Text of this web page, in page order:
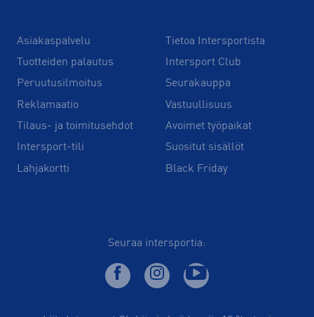
Asiakaspalvelu
Tuotteiden palautus
Peruutusilmoitus
Reklamaatio
Tilaus- ja toimitusehdot
Intersport-tili
Lahjakortti
Tietoa Intersportista
Intersport Club
Seurakauppa
Vastuullisuus
Avoimet työpaikat
Suositut sisällöt
Black Friday
Seuraa intersportia: